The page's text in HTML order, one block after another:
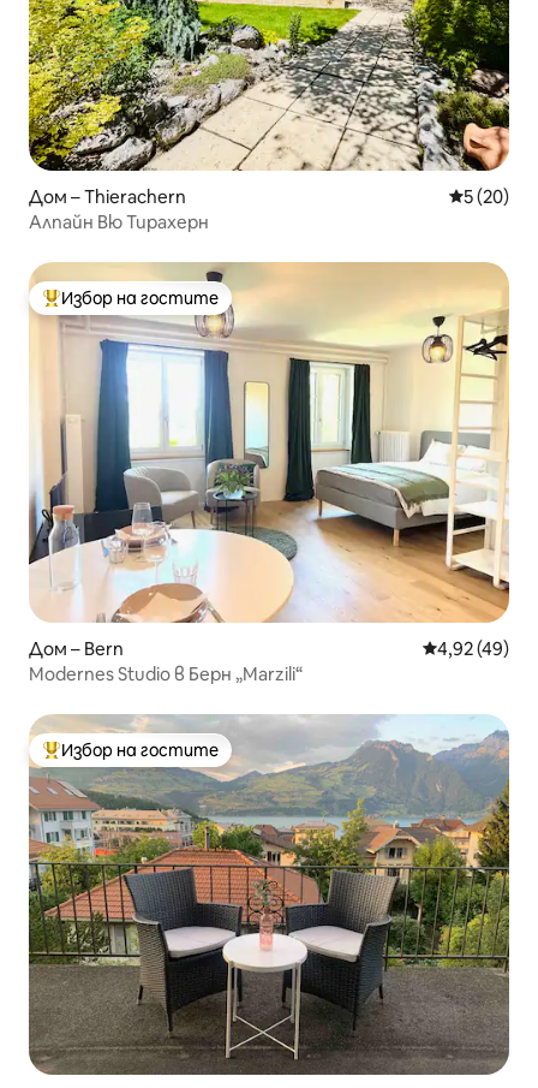
Дом – Thierachern Средна
5 (20)
Алпайн Вю Тирахерн
Най-популярен избор на гостите
Избор на гостите
Дом – Bern Средна
4,92 (49)
Modernes Studio в Берн „Marzili“
Най-популярен избор на гостите
Избор на гостите